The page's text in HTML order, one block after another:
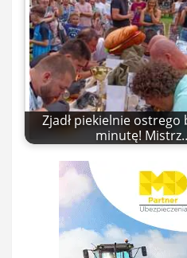
Zjadł piekielnie ostrego
minutę!